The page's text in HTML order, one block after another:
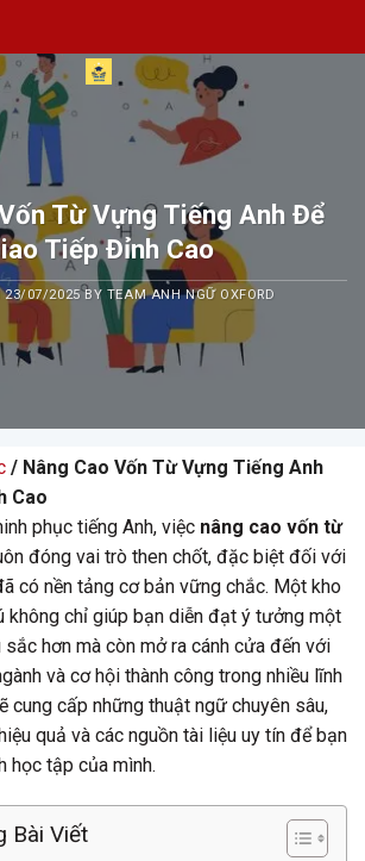
Từ Vựng Tiếng Anh Để
Tiếp Đỉnh Cao
23/07/2025BY TEAM ANH NGỮ OXFORD
/ Nâng Cao Vốn Từ Vựng Tiếng Anh
Cao
phục tiếng Anh, việc nâng cao vốn từ
đóng vai trò then chốt, đặc biệt đối với
có nền tảng cơ bản vững chắc. Một kho
không chỉ giúp bạn diễn đạt ý tưởng một
sắc hơn mà còn mở ra cánh cửa đến với
và cơ hội thành công trong nhiều lĩnh
cung cấp những thuật ngữ chuyên sâu,
quả và các nguồn tài liệu uy tín để bạn
học tập của mình.
Bài Viết